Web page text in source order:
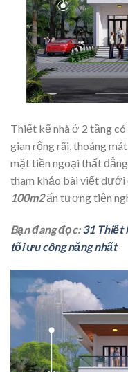
Thiết kế nhà ở 2 tầng
gian rộng rãi, thoáng
mặt tiền ngoại thất
tham khảo bài viết dưới
100m2ấn tượng tiện
Bạn đang đọc:31 Thiết
tối ưu công năng nhất